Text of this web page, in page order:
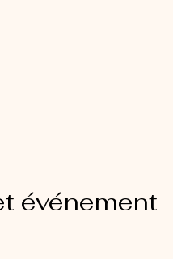
événement